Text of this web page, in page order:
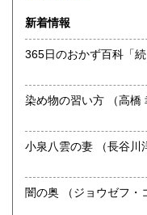
沿線名：-
最寄駅：-
営業時間：-
定休日：-
書籍の買取について
取り扱い分野
総記、哲学宗教、歴史
語国文、外国文学、古
カルチャー、古書一般
新着情報
365日のおかず百科「続
染め物の習い方
小泉八雲の妻 （長
闇の奥 （ジョウ